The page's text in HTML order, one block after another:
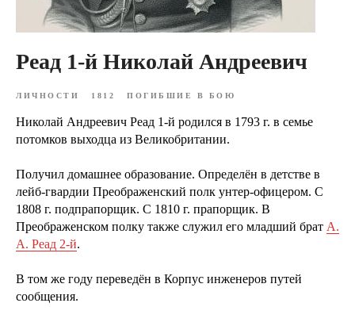
Реад 1-й Николай Андреевич
ЛИЧНОСТИ 1812 ПОГИБШИЕ В БОЮ
Николай Андреевич Реад 1-й родился в 1793 г. в семье
потомков выходца из Великобритании.
Получил домашнее образование. Определён в детстве в
лейб-гвардии Преображенский полк унтер-офицером. С
1808 г. подпрапорщик. С 1810 г. прапорщик. В
Преображенском полку также служил его младший брат А.
А. Реад 2-й.
В том же году переведён в Корпус инженеров путей
сообщения.